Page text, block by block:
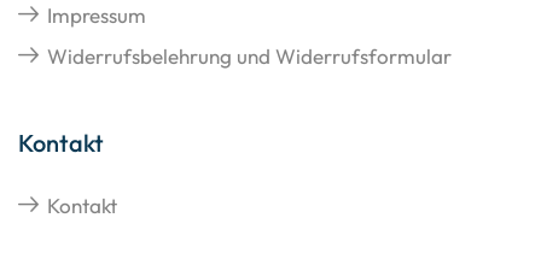
Impressum
Widerrufsbelehrung und Widerrufsformular
Kontakt
Kontakt